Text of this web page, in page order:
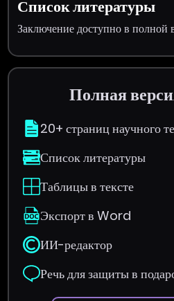
Список литературы
Заключение доступно в полной
Полная
20+ страниц научного
Список литературы
Таблицы в тексте
Экспорт в Word
ИИ-редактор
Речь для защиты в